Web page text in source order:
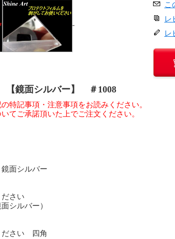
こ
レ
レ
【鏡面シルバー】 ＃1008
特記事項・注意事項をお読みください。
てご承諾頂いた上でご注文ください。
面シルバー
さい
シルバー）
さい 四角